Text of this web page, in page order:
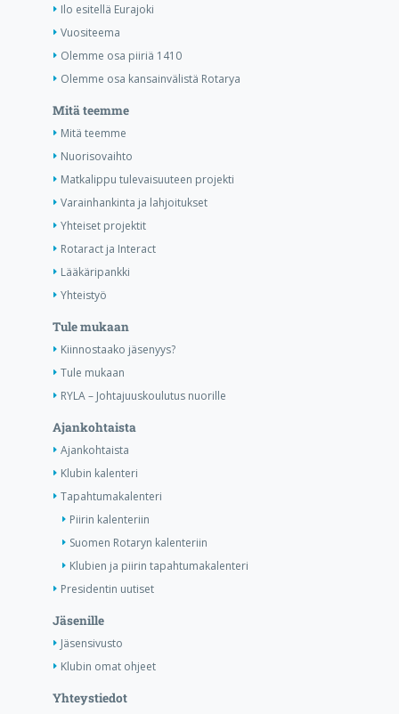
Ilo esitellä Eurajoki
Vuositeema
Olemme osa piiriä 1410
Olemme osa kansainvälistä Rotarya
Mitä teemme
Mitä teemme
Nuorisovaihto
Matkalippu tulevaisuuteen projekti
Varainhankinta ja lahjoitukset
Yhteiset projektit
Rotaract ja Interact
Lääkäripankki
Yhteistyö
Tule mukaan
Kiinnostaako jäsenyys?
Tule mukaan
RYLA – Johtajuuskoulutus nuorille
Ajankohtaista
Ajankohtaista
Klubin kalenteri
Tapahtumakalenteri
Piirin kalenteriin
Suomen Rotaryn kalenteriin
Klubien ja piirin tapahtumakalenteri
Presidentin uutiset
Jäsenille
Jäsensivusto
Klubin omat ohjeet
Yhteystiedot